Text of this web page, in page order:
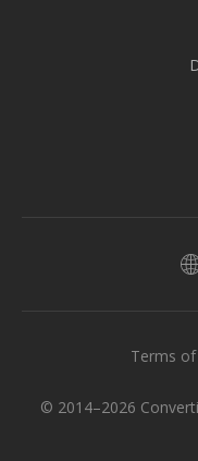
© 2014–2026
Terms of